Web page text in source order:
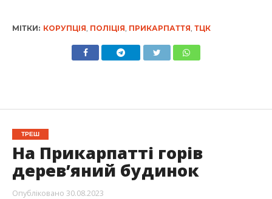
МІТКИ: КОРУПЦІЯ ПОЛІЦІЯ ПРИКАРПАТТЯ ТЦК
ТРЕШ
На Прикарпатті горів
дерев’яний будинок
Опубліковано 30.08.2023